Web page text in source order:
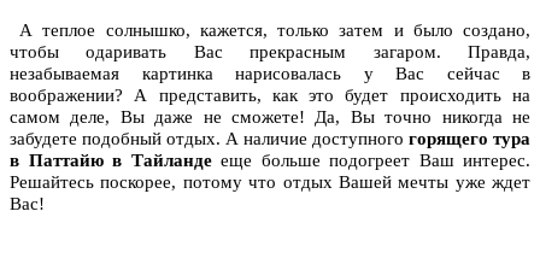
А теплое солнышко, кажется, только затем и было создано,
чтобы одаривать Вас прекрасным загаром. Правда,
незабываемая картинка нарисовалась у Вас сейчас в
воображении? А представить, как это будет происходить на
самом деле, Вы даже не сможете! Да, Вы точно никогда не
забудете подобный отдых. А наличие доступного горящего тура
в Паттайю в Тайландееще больше подогреет Ваш интерес.
Решайтесь поскорее, потому что отдых Вашей мечты уже ждет
Вас!